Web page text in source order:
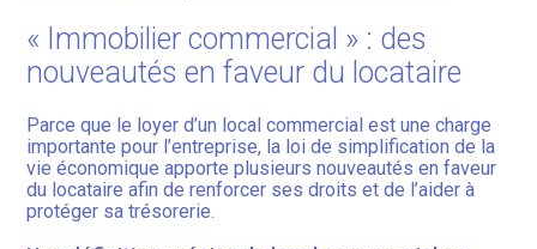
« Immobilier commercial » : des
nouveautés en faveur du locataire
Parce que le loyer d’un local commercial est une charge
importante pour l’entreprise, la loi de simplification de la
vie économique apporte plusieurs nouveautés en faveur
du locataire afin de renforcer ses droits et de l’aider à
protéger sa trésorerie.